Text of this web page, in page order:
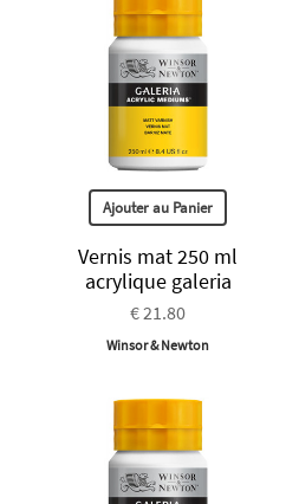
Ajouter au Panier
Vernis mat 250 ml
acrylique galeria
€ 21.80
Winsor & Newton